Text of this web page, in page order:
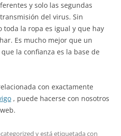
y solo las segundas
del virus. Sin
toda la ropa es igual y que hay
Es mucho mejor que un
la confianza es la base de
con exactamente
, puede hacerse con nosotros
y está etiquetada con